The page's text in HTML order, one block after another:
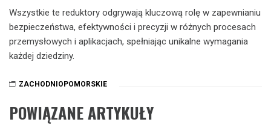
Wszystkie te reduktory odgrywają kluczową rolę w zapewnianiu
bezpieczeństwa, efektywności i precyzji w różnych procesach
przemysłowych i aplikacjach, spełniając unikalne wymagania
każdej dziedziny.
ZACHODNIOPOMORSKIE
POWIĄZANE ARTYKUŁY